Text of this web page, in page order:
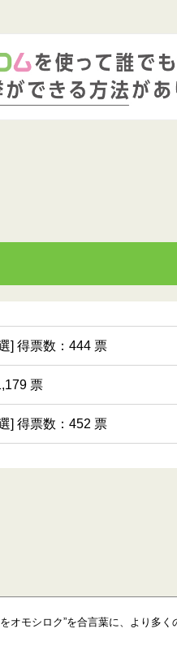
] 得票数：444 票
票
] 得票数：452 票
オモシロク”を合言葉に、より多